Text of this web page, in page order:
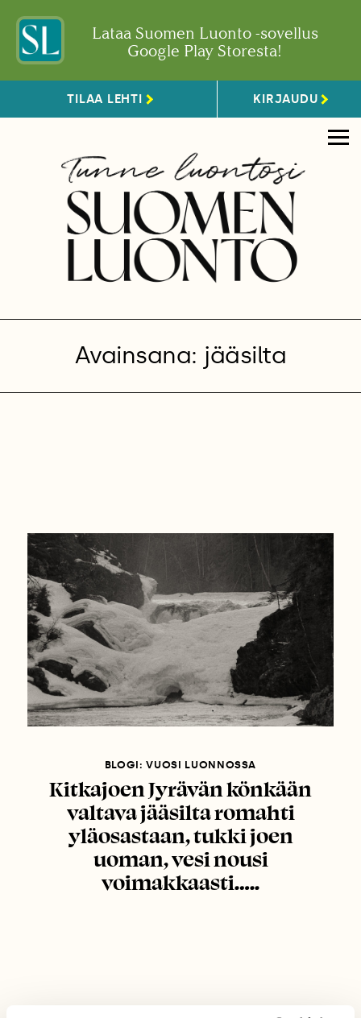
Lataa Suomen Luonto -sovellus
Google Play Storesta!
TILAA LEHTI KIRJAUDU
Avainsana: jääsilta
BLOGI: VUOSI LUONNOSSA
Kitkajoen Jyrävän könkään
valtava jääsilta romahti
yläosastaan, tukki joen
uoman, vesi nousi
voimakkaasti…..